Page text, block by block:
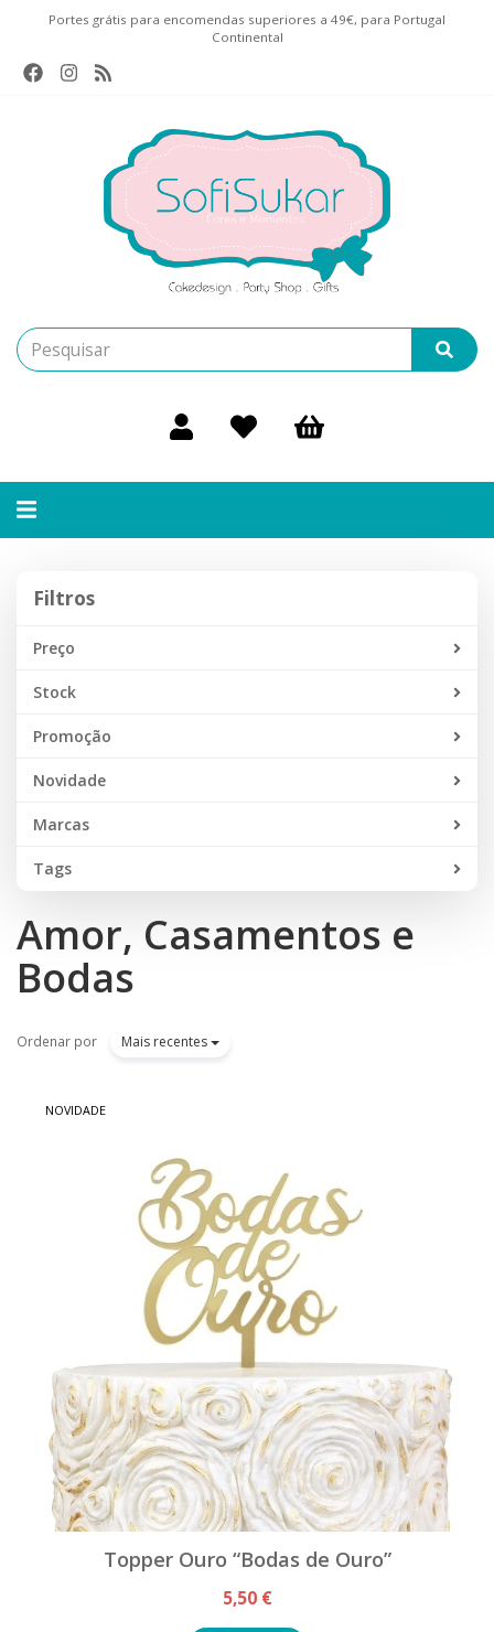
Portes grátis para encomendas superiores a 49€, para Portugal
Continental
Alternar
Filtros
Preço
Stock
Promoção
Novidade
Marcas
Tags
Amor, Casamentos e
Bodas
Ordenar por Mais recentes
NOVIDADE
Topper Ouro “Bodas de Ouro”
5,50 €